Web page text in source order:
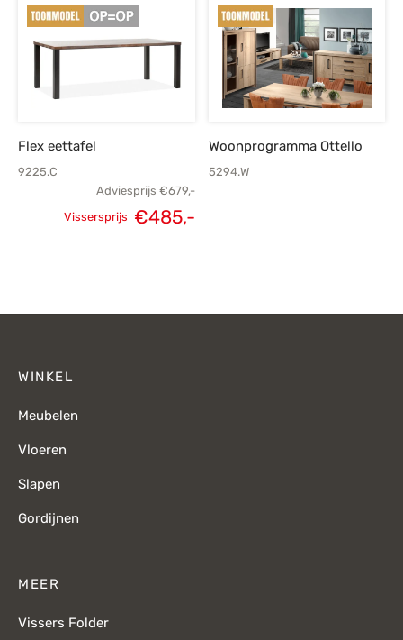
€449,-.
€349,-.
Flex eettafel
9225.C
Adviesprijs €679,-
Vissersprijs €485,-
Woonprogramma Ottello
5294.W
WINKEL
Meubelen
Vloeren
Slapen
Gordijnen
MEER
Vissers Folder